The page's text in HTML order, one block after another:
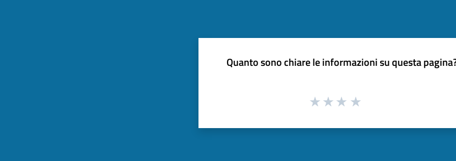
Quanto sono chiare le informazioni su questa